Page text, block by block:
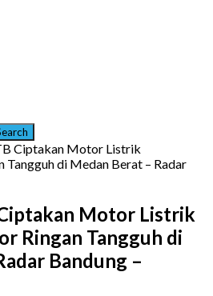
Ciptakan Motor Listrik
di Medan Berat – Radar
Motor Listrik
Ringan Tangguh di
Bandung –